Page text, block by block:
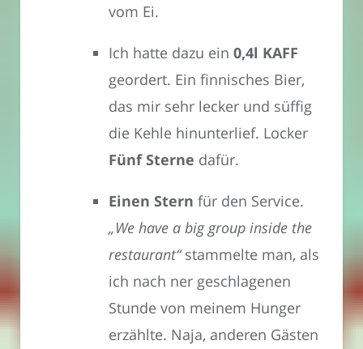
vom Ei.
Ich hatte dazu ein 0,4l KAFF
geordert. Ein finnisches Bier,
das mir sehr lecker und süffig
die Kehle hinunterlief. Locker
Fünf Sterne dafür.
Einen Stern für den Service.
„We have a big group inside the
restaurant“stammelte man, als
ich nach ner geschlagenen
Stunde von meinem Hunger
erzählte. Naja, anderen Gästen